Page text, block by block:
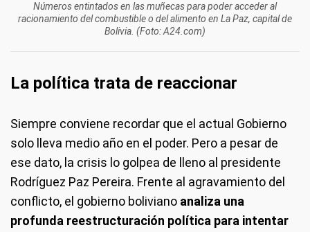
Números entintados en las muñecas para poder acceder al
racionamiento del combustible o del alimento en La Paz, capital de
Bolivia. (Foto: A24.com)
La política trata de reaccionar
Siempre conviene recordar que el actual Gobierno
solo lleva medio año en el poder. Pero a pesar de
ese dato, la crisis lo golpea de lleno al presidente
Rodríguez Paz Pereira. Frente al agravamiento del
conflicto, el gobierno boliviano analiza una
profunda reestructuración política para intentar